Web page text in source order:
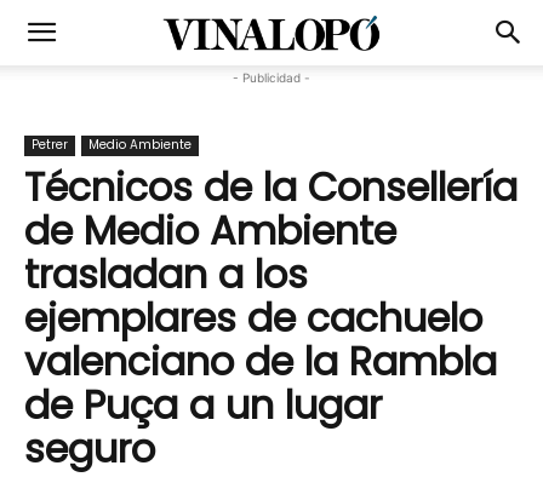
- Publicidad -
Petrer Medio Ambiente
Técnicos de la Consellería
de Medio Ambiente
trasladan a los
ejemplares de cachuelo
valenciano de la Rambla
de Puça a un lugar
seguro